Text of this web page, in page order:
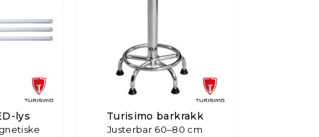
lys Turisimo barkrakk
Justerbar 60–80 cm